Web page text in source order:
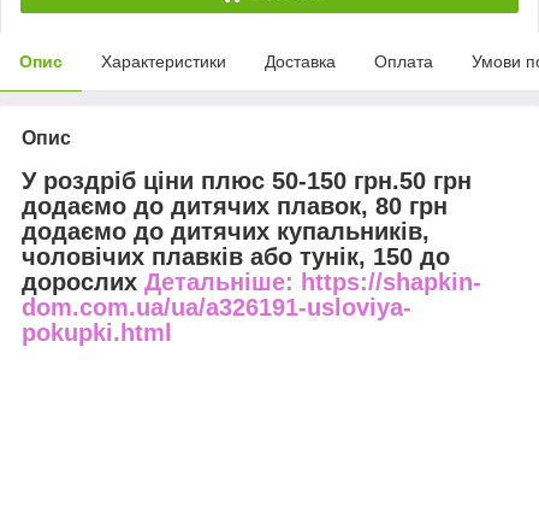
Опис Характеристики Доставка Оплата Умови
Опис
У роздріб ціни плюс 50-150 грн.50 грн
додаємо до дитячих плавок, 80 грн
додаємо до дитячих купальників,
чоловічих плавків або тунік, 150 до
дорослих Детальніше: https://shapkin-
dom.com.ua/ua/a326191-usloviya-
pokupki.html